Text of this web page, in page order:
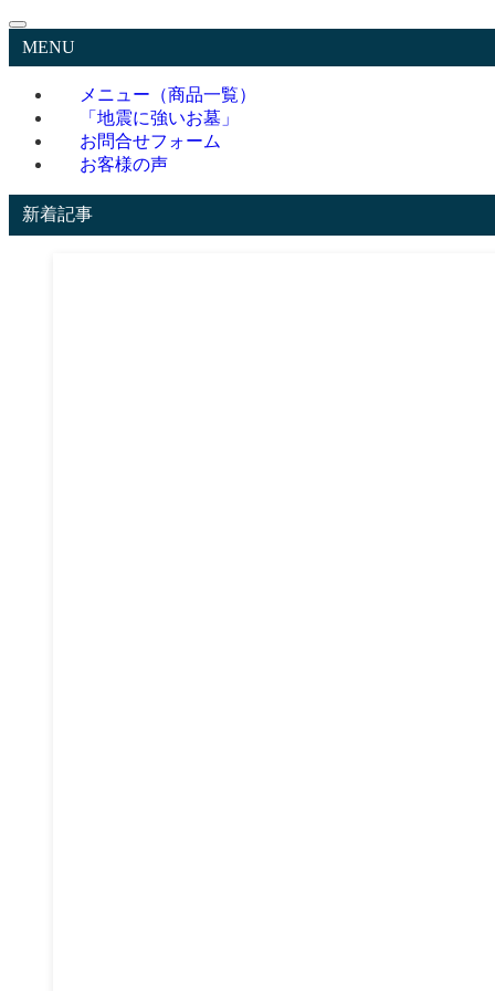
MENU
メニュー（商品一覧）
「地震に強いお墓」
お問合せフォーム
お客様の声
新着記事